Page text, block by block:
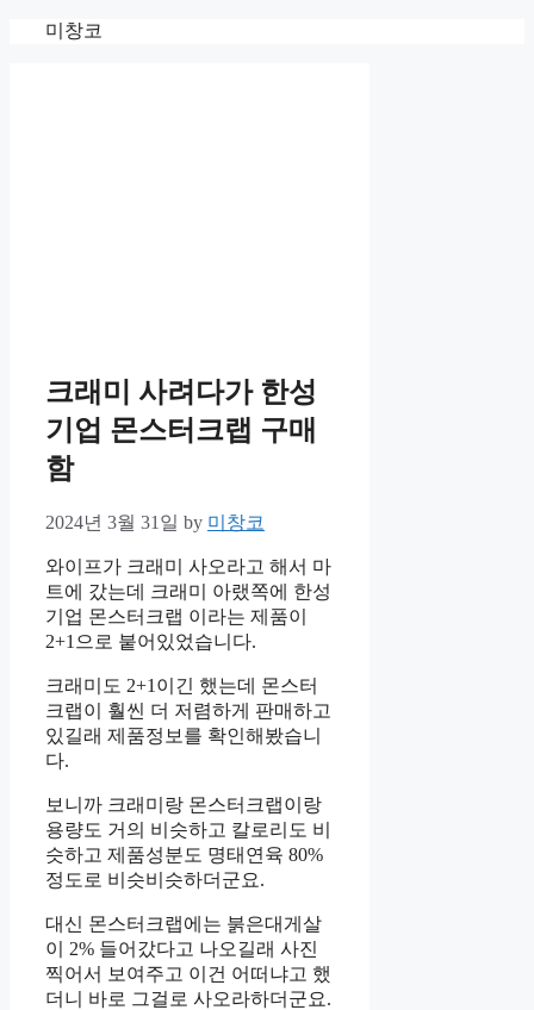
미창코
크래미 사려다가 한성
기업 몬스터크랩 구매
함
2024년 3월 31일 by 미창코
와이프가 크래미 사오라고 해서 마
트에 갔는데 크래미 아랬쪽에 한성
기업 몬스터크랩 이라는 제품이
2+1으로 붙어있었습니다.
크래미도 2+1이긴 했는데 몬스터
크랩이 훨씬 더 저렴하게 판매하고
있길래 제품정보를 확인해봤습니
다.
보니까 크래미랑 몬스터크랩이랑
용량도 거의 비슷하고 칼로리도 비
슷하고 제품성분도 명태연육 80%
정도로 비슷비슷하더군요.
대신 몬스터크랩에는 붉은대게살
이 2% 들어갔다고 나오길래 사진
찍어서 보여주고 이건 어떠냐고 했
더니 바로 그걸로 사오라하더군요.